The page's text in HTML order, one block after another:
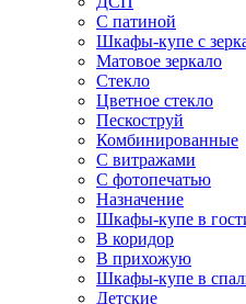
С патиной
Шкафы-купе с
Матовое зеркало
Стекло
Цветное стекло
Пескоструй
Комбинированные
С витражами
С фотопечатью
Назначение
Шкафы-купе в
В коридор
В прихожую
Шкафы-купе в
Детские